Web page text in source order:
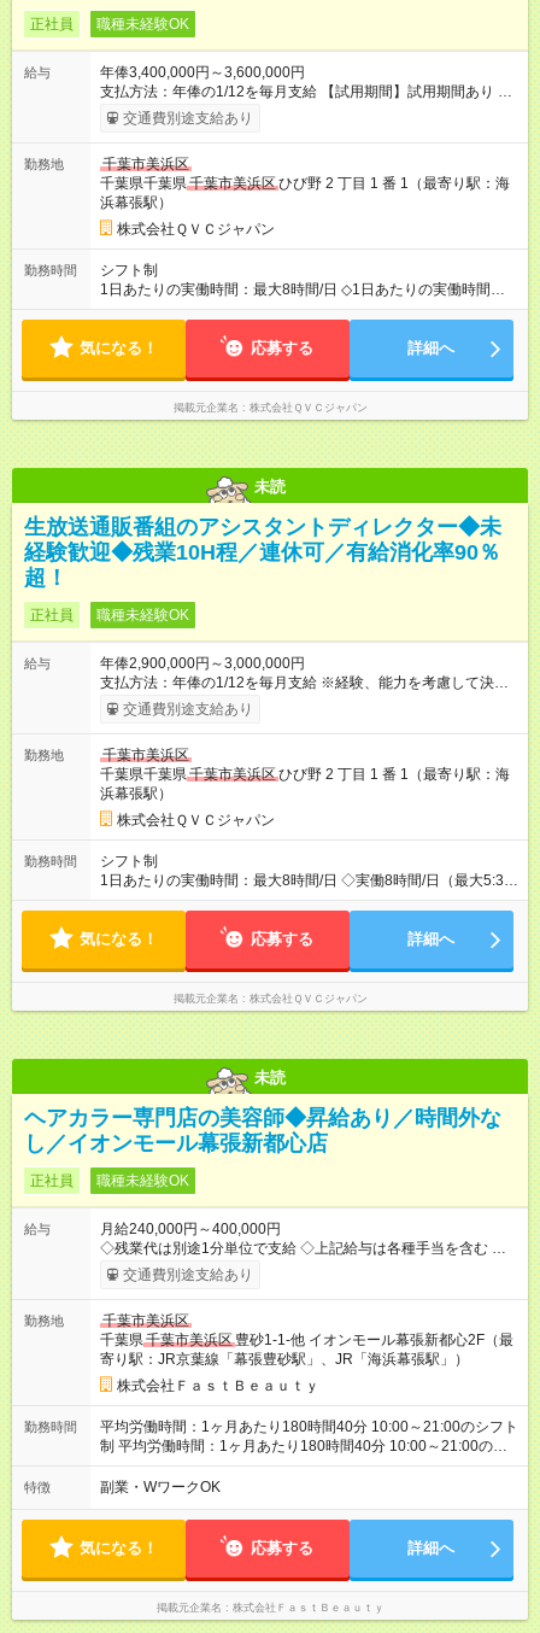
正社員 職種未経験OK
給与
年俸3,400,000円～3,600,000円
支払方法：年俸の1/12を毎月支給 【試用期間】試用期間あり 試
用期間の長さ：6ヶ月 雇用形態、給与は本採用時と同じです。
交通費別途支給あり
勤務地
千葉市美浜区
千葉県千葉県千葉市美浜区ひび野 2 丁目 1 番 1（最寄り駅：海
浜幕張駅）
株式会社ＱＶＣジャパン
勤務時間
シフト制
1日あたりの実働時間：最大8時間/日 ◇1日あたりの実働時間：8
時間 ◇シフト（6:00~26:00の間でシフトが発生します） ・早
番 ： 17:00~26:00 ＊勤務シフトは一定期間でローテーション ＊
気になる！ 応募する 詳細へ
掲載元企業名 株式会社ＱＶＣジャパン
未読
生放送通販番組のアシスタントディレクター◆未
経験歓迎◆残業10H程／連休可／有給消化率90％
超！
正社員 職種未経験OK
給与
年俸2,900,000円～3,000,000円
支払方法：年俸の1/12を毎月支給 ※経験、能力を考慮して決定
します ※各種手当(残業、時間帯勤務など)、業績賞与は別途支給
【試用期間】試用期間あり 試用期間の長さ：6ヶ月 雇用形態、
交通費別途支給あり
勤務地
千葉市美浜区
千葉県千葉県千葉市美浜区ひび野 2 丁目 1 番 1（最寄り駅：海
浜幕張駅）
株式会社ＱＶＣジャパン
勤務時間
シフト制
1日あたりの実働時間：最大8時間/日 ◇実働8時間/日（最大5:30
～26:00の間でシフトが発生します） ◇希望休日が取りやすく、
気になる！ 応募する 詳細へ
掲載元企業名 株式会社ＱＶＣジャパン
未読
ヘアカラー専門店の美容師◆昇給あり／時間外な
し／イオンモール幕張新都心店
正社員 職種未経験OK
給与
月給240,000円～400,000円
◇残業代は別途1分単位で支給 ◇上記給与は各種手当を含む ◇毎
月インセンティブポイント付与 ・店舗売上や入客人数などに応
じてインセンティブポイントを付与 ・ポイントは6ヶ月に一度引
長手当（月30，000円～）あり 研修期間6ヶ月間は以下給与のみ
変更あり 月給210，500円 ※給与に関しては2025年度の最低賃
金を反映済み ※各都道府県の施行月より適応、入社時期によっ
ては変動の可能性あり 詳細は、採用担当へお問い合わせくださ
い 【試用期間】試用期間なし
交通費別途支給あり
勤務地
千葉市美浜区
千葉県千葉市美浜区 豊砂1-1-他 イオンモール幕張新都心2F（最
寄り駅：JR京葉線「幕張豊砂駅」、JR「海浜幕張駅」）
株式会社ＦａｓｔＢｅａｕｔｙ
勤務時間
平均労働時間：1ヶ月あたり180時間40分 10:00～21:00のシフト
制 平均労働時間：1ヶ月あたり180時間40分 10:00～21:00のシ
フト制
特徴 副業・WワークOK
気になる！ 応募する 詳細へ
掲載元企業名 株式会社ＦａｓｔＢｅａｕｔｙ